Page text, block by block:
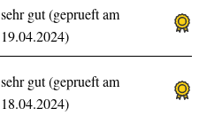
sehr gut (geprueft am
19.04.2024)
sehr gut (geprueft am
18.04.2024)